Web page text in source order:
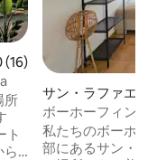
ー16件、5つ星中5.0つ
(16)
所
ト
サン・ラファエル
ボーホーフィンカ
オ - アパートソフ
私たちのボーホー
部にあるサン・ラ